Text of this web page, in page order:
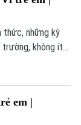
nhiều hệ lụy đau
thức, những kỳ
trường, không ít
bớt áp lực
em |